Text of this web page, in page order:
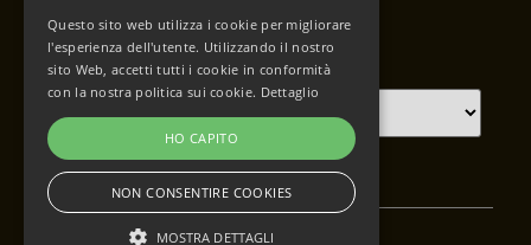
goldinternational.co
Cambia lingua
Questo sito web utilizza i cookie per migliorare
l'esperienza dell'utente. Utilizzando il nostro
sito Web, accetti tutti i cookie in conformità
con la nostra politica sui cookie. Dettaglio
HO CAPITO
NON CONSENTIRE COOKIES
MOSTRA DETTAGLI